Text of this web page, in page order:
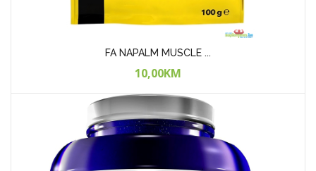
ACTIVLAB Whey Pro...
45,00KM